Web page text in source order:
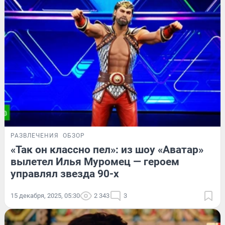
РАЗВЛЕЧЕНИЯ ОБЗОР
«Так он классно пел»: из шоу «Аватар»
вылетел Илья Муромец — героем
управлял звезда 90-х
15 декабря, 2025, 05:30 2 343 3